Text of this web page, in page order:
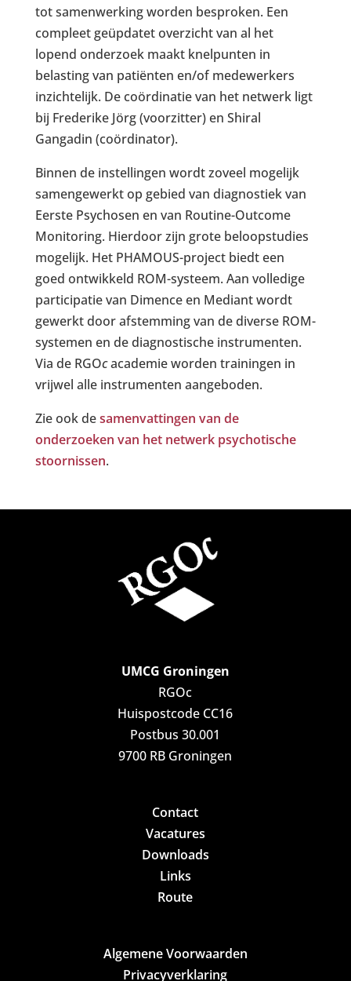
tot samenwerking worden besproken. Een
compleet geüpdatet overzicht van al het
lopend onderzoek maakt knelpunten in
belasting van patiënten en/of medewerkers
inzichtelijk. De coördinatie van het netwerk ligt
bij Frederike Jörg (voorzitter) en Shiral
Gangadin (coördinator).
Binnen de instellingen wordt zoveel mogelijk
samengewerkt op gebied van diagnostiek van
Eerste Psychosen en van Routine-Outcome
Monitoring. Hierdoor zijn grote beloopstudies
mogelijk. Het PHAMOUS-project biedt een
goed ontwikkeld ROM-systeem. Aan volledige
participatie van Dimence en Mediant wordt
gewerkt door afstemming van de diverse ROM-
systemen en de diagnostische instrumenten.
Via de RGOcacademie worden trainingen in
vrijwel alle instrumenten aangeboden.
Zie ook desamenvattingen van de
onderzoeken van het netwerk psychotische
stoornissen.
UMCG Groningen
RGOc
Huispostcode CC16
Postbus 30.001
9700 RB Groningen
Contact
Vacatures
Downloads
Links
Route
Algemene Voorwaarden
Privacyverklaring